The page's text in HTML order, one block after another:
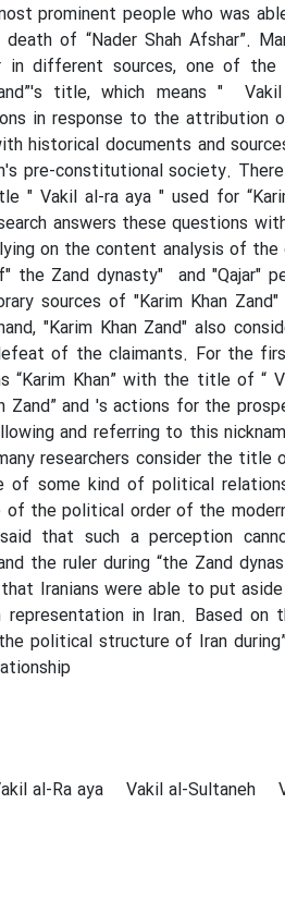
prominent people who was
of “Nader Shah Afshar”.
in different sources, one of
title, which means "
in response to the attribution
historical documents and
pre-constitutional society.
" Vakil al-ra aya " used for
answers these questions
on the content analysis of
the Zand dynasty" and "Qajar"
sources of "Karim Khan
"Karim Khan Zand" also
of the claimants. For the
“Karim Khan” with the title of “
Zand” and 's actions for the
and referring to this
researchers consider the
of some kind of political
the political order of the
that such a perception
the ruler during “the Zand
Iranians were able to put
representation in Iran. Based
political structure of Iran
al-Ra aya Vakil al-Sultaneh